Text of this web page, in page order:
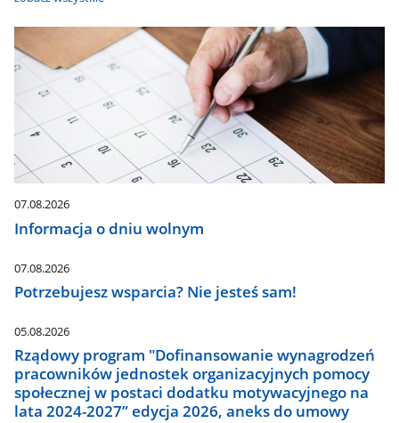
07.08.2026
Informacja o dniu wolnym
07.08.2026
Potrzebujesz wsparcia? Nie jesteś sam!
05.08.2026
Rządowy program "Dofinansowanie wynagrodzeń
pracowników jednostek organizacyjnych pomocy
społecznej w postaci dodatku motywacyjnego na
lata 2024-2027” edycja 2026, aneks do umowy